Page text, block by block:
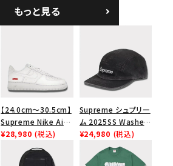
もっと見る
【24.0cm～30.5cm】
Supreme Nike Air
Force 1 Low シュプ
リーム ナイキエアフォ
ース１スニーカー シ
¥28,980 (税込)
Supreme シュプリー
ム 2025SS Washed
Chino Twill Camp
Cap ウォッシュチノツ
イルキャンプキャップ
¥24,980 (税込)